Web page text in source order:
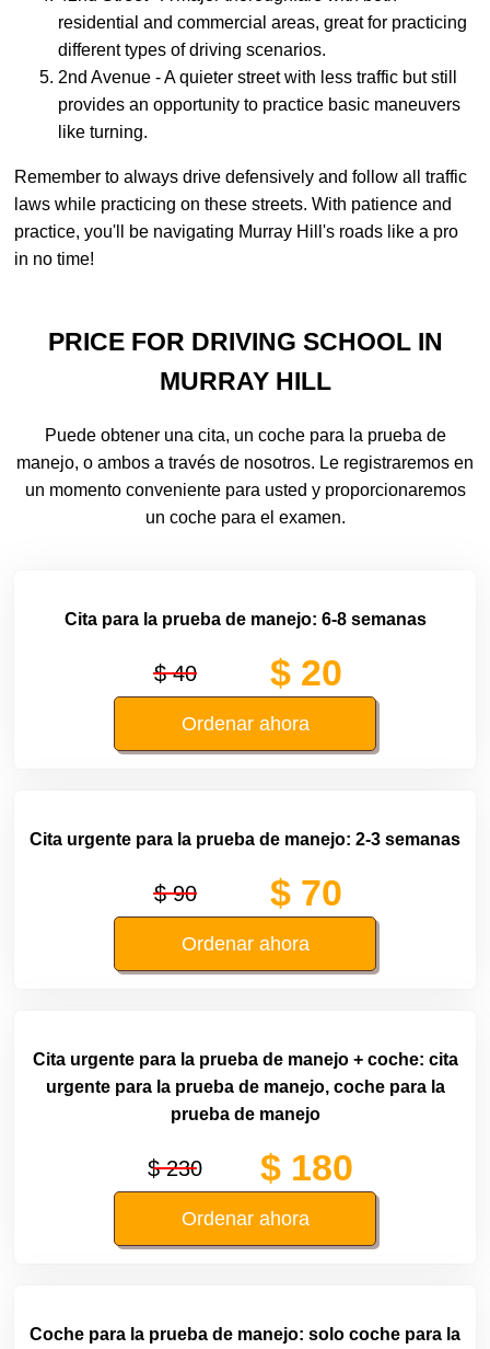
residential and commercial areas, great for practicing
different types of driving scenarios.
2nd Avenue - A quieter street with less traffic but still
provides an opportunity to practice basic maneuvers
like turning.
Remember to always drive defensively and follow all traffic
laws while practicing on these streets. With patience and
practice, you'll be navigating Murray Hill's roads like a pro
in no time!
PRICE FOR DRIVING SCHOOL IN
MURRAY HILL
Puede obtener una cita, un coche para la prueba de
manejo, o ambos a través de nosotros. Le registraremos en
un momento conveniente para usted y proporcionaremos
un coche para el examen.
Cita para la prueba de manejo: 6-8 semanas
$ 40 $ 20
Ordenar ahora
Cita urgente para la prueba de manejo: 2-3 semanas
$ 90 $ 70
Ordenar ahora
Cita urgente para la prueba de manejo + coche: cita
urgente para la prueba de manejo, coche para la
prueba de manejo
$ 230 $ 180
Ordenar ahora
Coche para la prueba de manejo: solo coche para la